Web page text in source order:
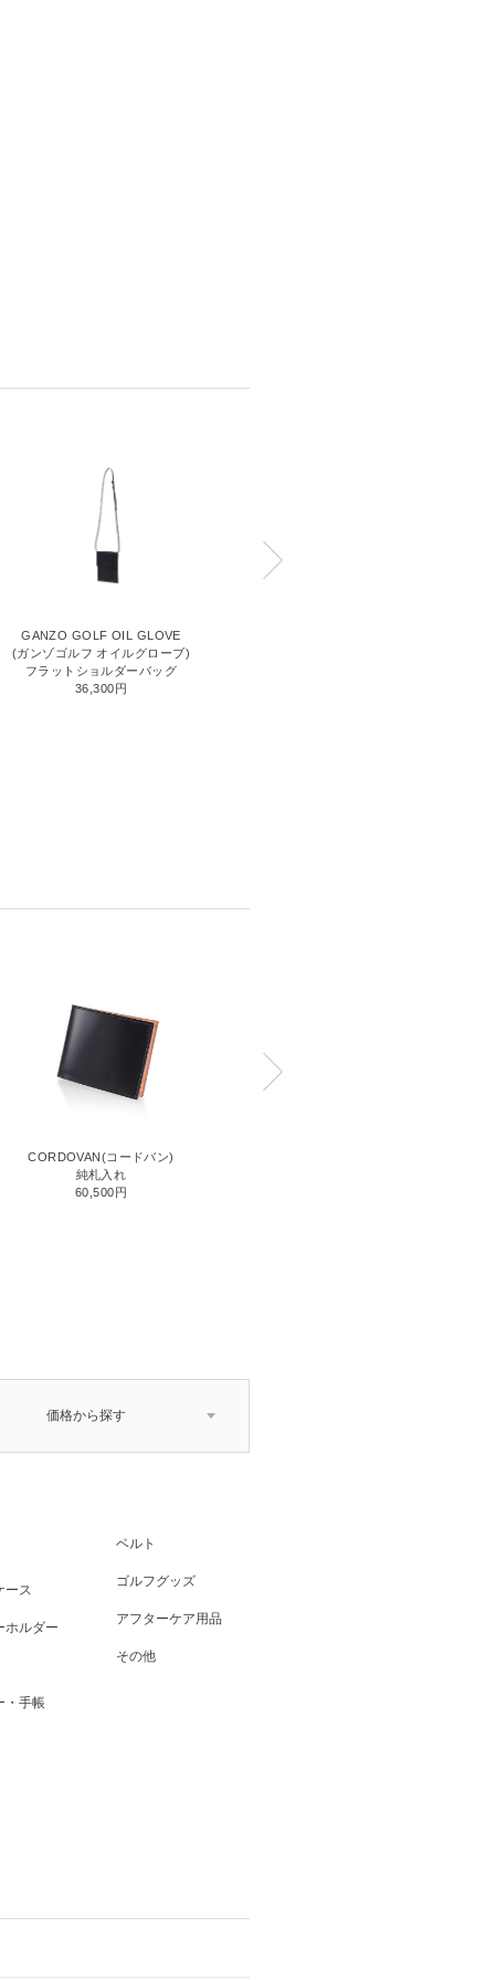
GANZO GOLF OIL GLOVE
(ガンゾゴルフ オイルグローブ)
フラットショルダーバッグ
36,300円
CORDOVAN(コードバン)
純札入れ
60,500円
価格から探す
ース
ホルダー
・手帳
ベルト
ゴルフグッズ
アフターケア用品
その他